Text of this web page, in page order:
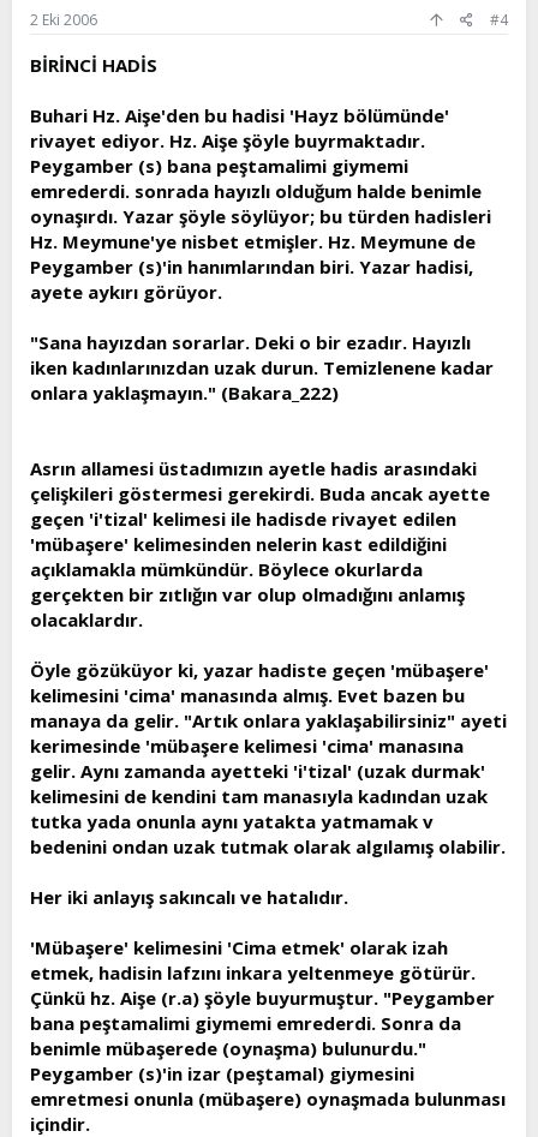
2 Eki 2006 #4
BİRİNCİ HADİS
Buhari Hz. Aişe'den bu hadisi 'Hayz bölümünde'
rivayet ediyor. Hz. Aişe şöyle buyrmaktadır.
Peygamber (s) bana peştamalimi giymemi
emrederdi. sonrada hayızlı olduğum halde benimle
oynaşırdı. Yazar şöyle söylüyor; bu türden hadisleri
Hz. Meymune'ye nisbet etmişler. Hz. Meymune de
Peygamber (s)'in hanımlarından biri. Yazar hadisi,
ayete aykırı görüyor.
"Sana hayızdan sorarlar. Deki o bir ezadır. Hayızlı
iken kadınlarınızdan uzak durun. Temizlenene kadar
onlara yaklaşmayın." (Bakara_222)
Asrın allamesi üstadımızın ayetle hadis arasındaki
çelişkileri göstermesi gerekirdi. Buda ancak ayette
geçen 'i'tizal' kelimesi ile hadisde rivayet edilen
'mübaşere' kelimesinden nelerin kast edildiğini
açıklamakla mümkündür. Böylece okurlarda
gerçekten bir zıtlığın var olup olmadığını anlamış
olacaklardır.
Öyle gözüküyor ki, yazar hadiste geçen 'mübaşere'
kelimesini 'cima' manasında almış. Evet bazen bu
manaya da gelir. "Artık onlara yaklaşabilirsiniz" ayeti
kerimesinde 'mübaşere kelimesi 'cima' manasına
gelir. Aynı zamanda ayetteki 'i'tizal' (uzak durmak'
kelimesini de kendini tam manasıyla kadından uzak
tutka yada onunla aynı yatakta yatmamak v
bedenini ondan uzak tutmak olarak algılamış olabilir.
Her iki anlayış sakıncalı ve hatalıdır.
'Mübaşere' kelimesini 'Cima etmek' olarak izah
etmek, hadisin lafzını inkara yeltenmeye götürür.
Çünkü hz. Aişe (r.a) şöyle buyurmuştur. "Peygamber
bana peştamalimi giymemi emrederdi. Sonra da
benimle mübaşerede (oynaşma) bulunurdu."
Peygamber (s)'in izar (peştamal) giymesini
emretmesi onunla (mübaşere) oynaşmada bulunması
içindir.